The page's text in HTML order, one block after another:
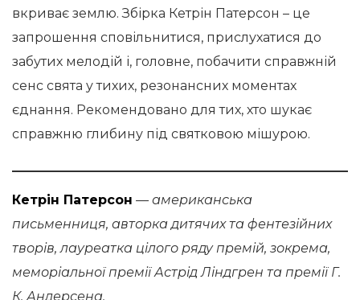
вкриває землю. Збірка Кетрін Патерсон – це
запрошення сповільнитися, прислухатися до
забутих мелодій і, головне, побачити справжній
сенс свята у тихих, резонансних моментах
єднання. Рекомендовано для тих, хто шукає
справжню глибину під святковою мішурою.
Кетрін Патерсон — американська
письменниця, авторка дитячих та фентезійних
творів, лауреатка цілого ряду премій, зокрема,
меморіальної премії Астрід Ліндгрен та премії Г.
К. Андерсена.